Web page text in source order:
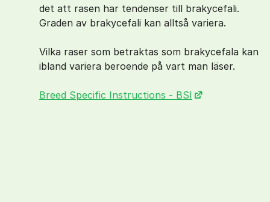
det att rasen har tendenser till brakycefali.
Graden av brakycefali kan alltså variera.
Vilka raser som betraktas som brakycefala kan
ibland variera beroende på vart man läser.
Breed Specific Instructions - BSI